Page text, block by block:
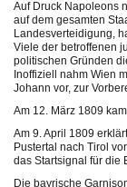
Auf Druck Napoleons
auf dem gesamten
Landesverteidigung,
Viele der betroffenen
politischen Gründen
Inoffiziell nahm Wien
Johann vor, zur
Am 12. März 1809
Am 9. April 1809
Pustertal nach Tirol
das Startsignal für die
Die bayrische